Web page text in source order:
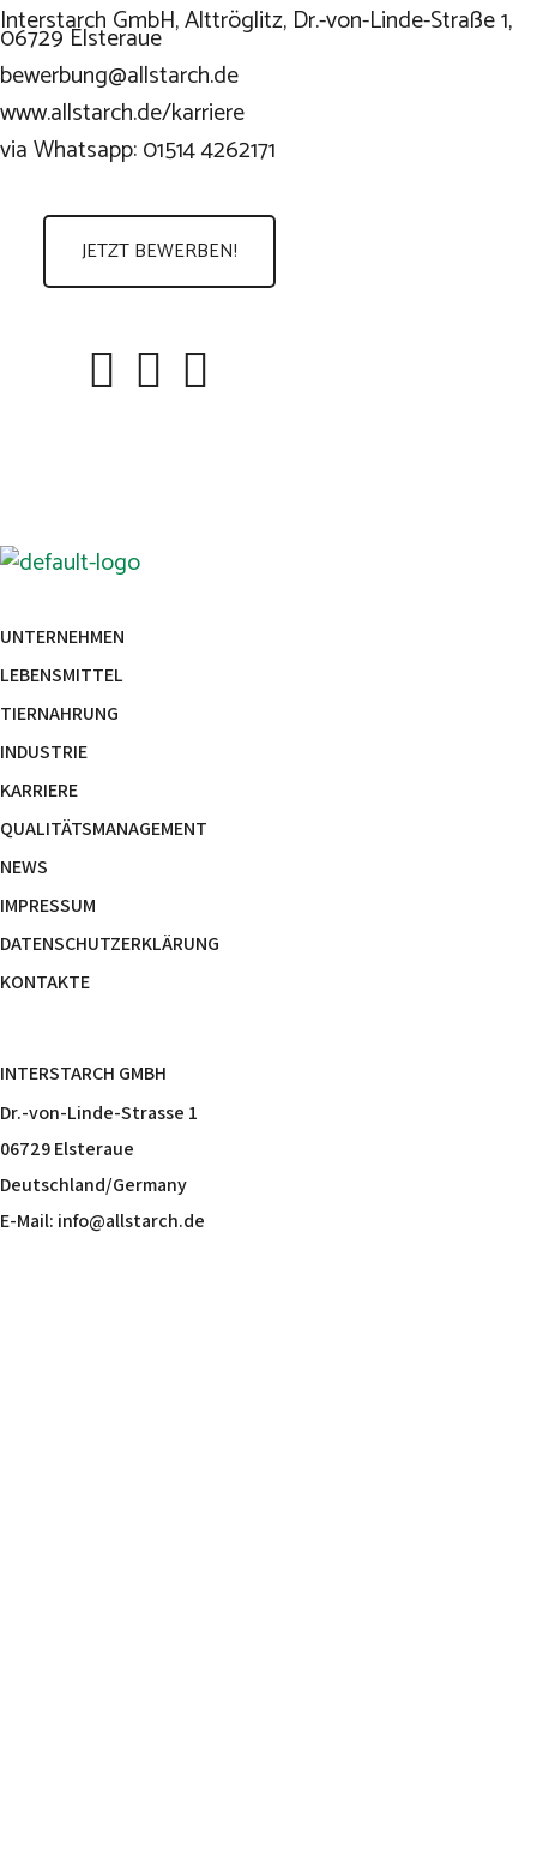
Interstarch GmbH, Alttröglitz, Dr.-von-Linde-Straße 1,
06729 Elsteraue
bewerbung@allstarch.de
www.allstarch.de/karriere
via Whatsapp: 01514 4262171
JETZT BEWERBEN!
UNTERNEHMEN
LEBENSMITTEL
TIERNAHRUNG
INDUSTRIE
KARRIERE
QUALITÄTSMANAGEMENT
NEWS
IMPRESSUM
DATENSCHUTZERKLÄRUNG
KONTAKTE
INTERSTARCH GMBH
Dr.-von-Linde-Strasse 1
06729 Elsteraue
Deutschland/Germany
E-Mail: info@allstarch.de